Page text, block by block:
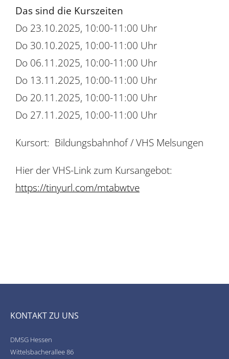
Das sind die Kurszeiten
Do 23.10.2025, 10:00-11:00 Uhr
Do 30.10.2025, 10:00-11:00 Uhr
Do 06.11.2025, 10:00-11:00 Uhr
Do 13.11.2025, 10:00-11:00 Uhr
Do 20.11.2025, 10:00-11:00 Uhr
Do 27.11.2025, 10:00-11:00 Uhr
Kursort: Bildungsbahnhof / VHS Melsungen
Hier der VHS-Link zum Kursangebot:
https://tinyurl.com/mtabwtve
KONTAKT ZU UNS
DMSG Hessen
Wittelsbacherallee 86